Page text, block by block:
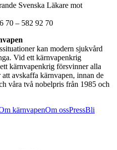
Svenska Läkare mot
70 – 582 92 70
kan modern sjukvård
Vid ett kärnvapenkrig
kärnvapenkrig försvinner alla
avskaffa kärnvapen, innan de
våra två nobelpris från 1985 och
kärnvapenOm ossPressBli